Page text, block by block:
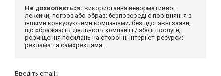
Не дозволяється: використання ненормативної
лексики, погроз або образ; безпосереднє порівняння з
іншими конкуруючими компаніями; безпідставні заяви,
що ображають діяльність компанії і / або її послуги;
розміщення посилань на сторонні інтернет-ресурси;
реклама та самореклама.
Введіть email: